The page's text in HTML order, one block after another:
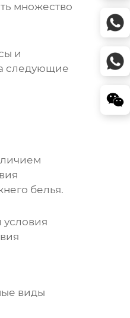
множество
и
следующие
белья.
условия
виды